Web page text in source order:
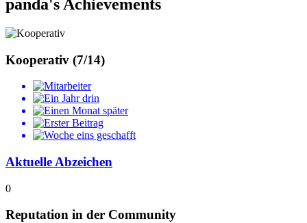
panda's Achievements
Kooperativ (7/14)
Aktuelle Abzeichen
0
Reputation in der Community